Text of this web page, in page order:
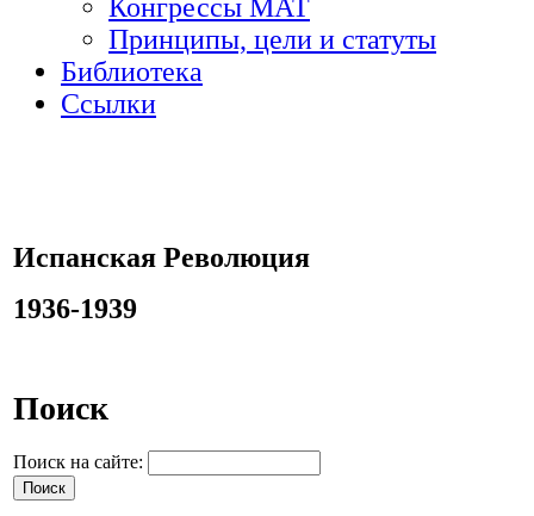
Конгрессы МАТ
Принципы, цели и статуты
Библиотека
Ссылки
Испанская Революция
1936-1939
Поиск
Поиск на сайте: